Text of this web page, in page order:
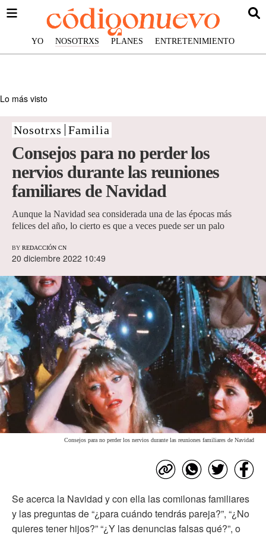
YO NOSOTRXS PLANES ENTRETENIMIENTO
Lo más visto
Nosotrxs Familia
Consejos para no perder los
nervios durante las reuniones
familiares de Navidad
Aunque la Navidad sea considerada una de las épocas más
felices del año, lo cierto es que a veces puede ser un palo
BY REDACCIÓN CN
20 diciembre 2022 10:49
Consejos para no perder los nervios durante las reuniones familiares de Navidad
Se acerca la Navidad y con ella las comilonas familiares
y las preguntas de “¿para cuándo tendrás pareja?”, “¿No
quieres tener hijos?” “¿Y las denuncias falsas qué?”, o